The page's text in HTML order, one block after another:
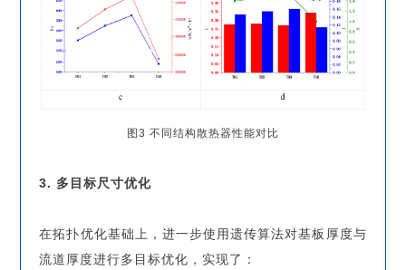
图3 不同结构散热器性能对比
3. 多目标尺寸优化
在拓扑优化基础上，进一步使用遗传算法对基板厚度与
流道厚度进行多目标优化，实现了：